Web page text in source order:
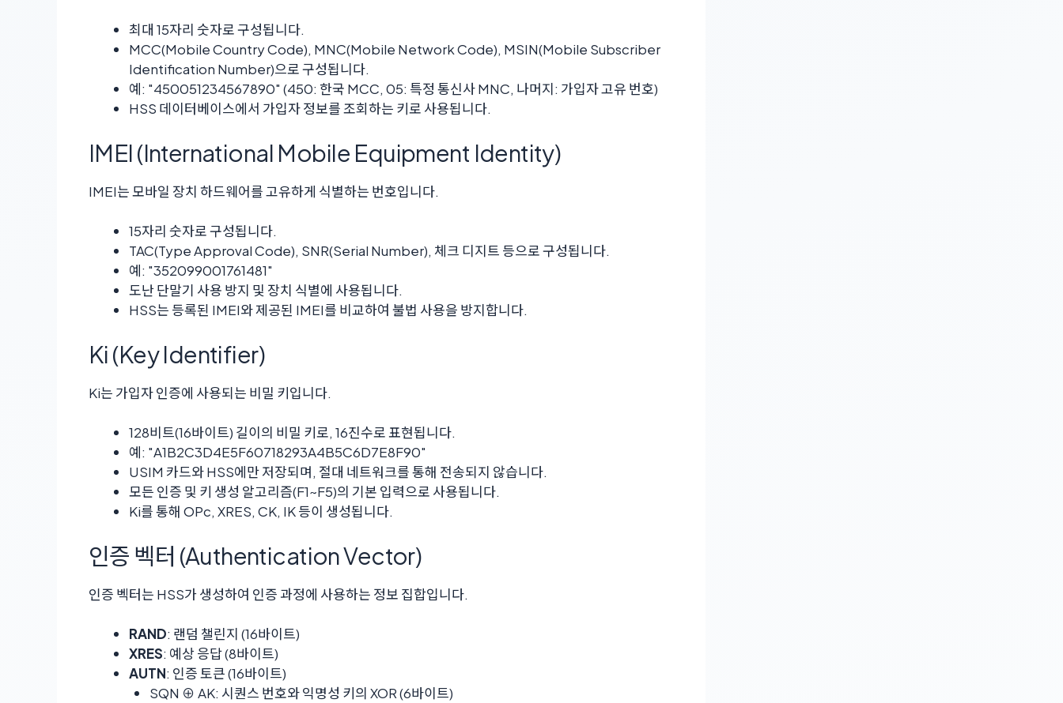
최대 15자리 숫자로 구성됩니다.
MCC(Mobile Country Code), MNC(Mobile Network Code), MSIN(Mobile Subscriber
Identification Number)으로 구성됩니다.
예: "450051234567890" (450: 한국 MCC, 05: 특정 통신사 MNC, 나머지: 가입자 고유 번호)
HSS 데이터베이스에서 가입자 정보를 조회하는 키로 사용됩니다.
IMEI (International Mobile Equipment Identity)
IMEI는 모바일 장치 하드웨어를 고유하게 식별하는 번호입니다.
15자리 숫자로 구성됩니다.
TAC(Type Approval Code), SNR(Serial Number), 체크 디지트 등으로 구성됩니다.
예: "352099001761481"
도난 단말기 사용 방지 및 장치 식별에 사용됩니다.
HSS는 등록된 IMEI와 제공된 IMEI를 비교하여 불법 사용을 방지합니다.
Ki (Key Identifier)
Ki는 가입자 인증에 사용되는 비밀 키입니다.
128비트(16바이트) 길이의 비밀 키로, 16진수로 표현됩니다.
예: "A1B2C3D4E5F60718293A4B5C6D7E8F90"
USIM 카드와 HSS에만 저장되며, 절대 네트워크를 통해 전송되지 않습니다.
모든 인증 및 키 생성 알고리즘(F1~F5)의 기본 입력으로 사용됩니다.
Ki를 통해 OPc, XRES, CK, IK 등이 생성됩니다.
인증 벡터 (Authentication Vector)
인증 벡터는 HSS가 생성하여 인증 과정에 사용하는 정보 집합입니다.
RAND: 랜덤 챌린지 (16바이트)
XRES: 예상 응답 (8바이트)
AUTN: 인증 토큰 (16바이트)
SQN ⊕ AK: 시퀀스 번호와 익명성 키의 XOR (6바이트)